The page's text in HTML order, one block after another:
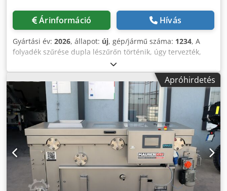
kajszibarack - 10 mm lyukátmérőjű szita: őszibarack -
egyedi lyukátmérőjű szita
Árinformáció Hívás
Gyártási év: 2026, állapot: új, gép/jármű száma: 1234, A
folyadék szűrése dupla lészűrőn történik, úgy tervezték,
hogy megakadályozza a pasztőrözőben felhalmozódó 200
mikronnál nagyobb részecskék bejutását a
tárolótartályokba. A préselt lét kettős szűrőn keresztül
szűrik. Két egymástól függetlenül működő szűrő, amelyek
képesek egymástól függetlenül működni. Műszaki adatok: -
Teljesítmény: max. 2000 L/óra - Szűrő finomsága: 500 μm -
Anyaga: WNr. 1.4301, AISI 304 rozsdamentes acél - Méret:
550x300x1200 mm - Súly: 20 kg - Csatlakozás: DN 25
Chjdpsiu Hyaofx Apvja Opciók: - Szűrő 1: 250 μm - Szűrő 2:
100 μm - Szűrő 3: 50 μm
Apróhirdetés